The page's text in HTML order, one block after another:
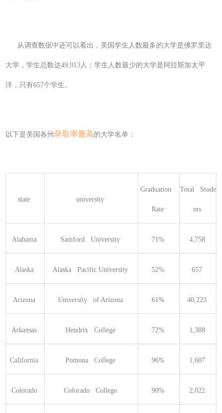
从调查数据中还可以看出，美国学生人数最多的大学是佛罗里达
大学，学生总数达49,913人；学生人数最少的大学是阿拉斯加太平
洋，只有657个学生。
以下是美国各州 录取率最高的大学名单：
state university
Graduation
Rate
Total   Stude
nts
Alabama Samford   University 71% 4,758
Alaska Alaska   Pacific University 52% 657
Arizona University   of Arizona 61% 40,223
Arkansas Hendrix   College 72% 1,388
California Pomona   College 96% 1,607
Colorado Colorado   College 90% 2,022